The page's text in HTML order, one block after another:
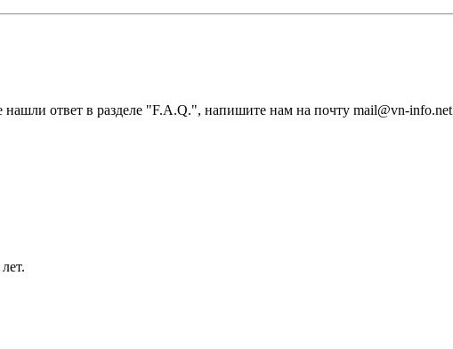
ответ в разделе "F.A.Q.", напишите нам на почту mail@vn-info.net